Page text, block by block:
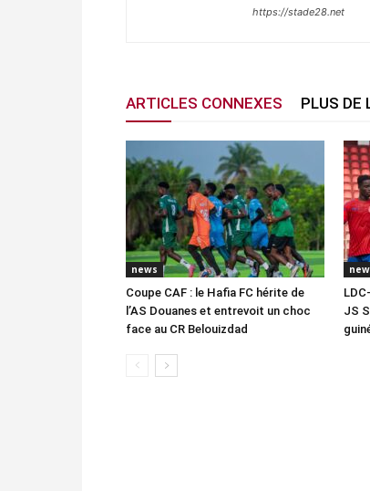
https://stade28.net
ARTICLES CONNEXES PLUS DE
news
Coupe CAF : le Hafia FC hérite de
l’AS Douanes et entrevoit un choc
face au CR Belouizdad
JS